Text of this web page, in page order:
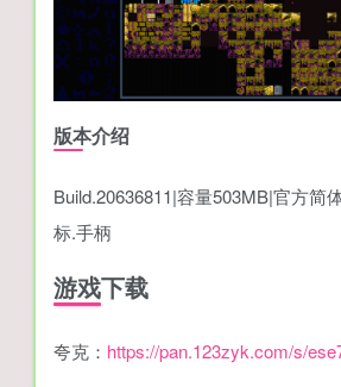
版本介绍
Build.20636811|容量503MB|官方简
标.手柄
游戏下载
夸克： https://pan.123zyk.com/s/